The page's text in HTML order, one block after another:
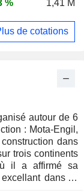
autour de 6
dans
trois continents
il a affirmé sa
dans la
% 1,41 M
de cotations